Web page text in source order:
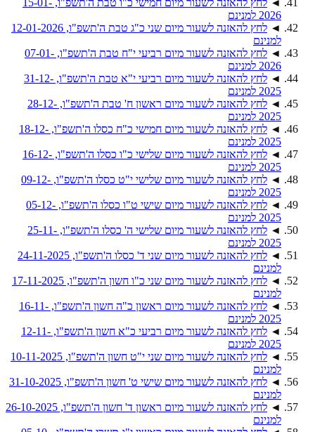
◄
לחץ להאזנה לשעור מיום חמישי כ"ו טבת ה'תשפ"ו, 15-01-
2026 למנינם
◄
לחץ להאזנה לשעור מיום שני כ"ג טבת ה'תשפ"ו, 12-01-2026
למנינם
◄
לחץ להאזנה לשעור מיום רביעי י"ח טבת ה'תשפ"ו, 07-01-
2026 למנינם
◄
לחץ להאזנה לשעור מיום רביעי י"א טבת ה'תשפ"ו, 31-12-
2025 למנינם
◄
לחץ להאזנה לשעור מיום ראשון ח' טבת ה'תשפ"ו, 28-12-
2025 למנינם
◄
לחץ להאזנה לשעור מיום חמישי כ"ח כסלו ה'תשפ"ו, 18-12-
2025 למנינם
◄
לחץ להאזנה לשעור מיום שלישי כ"ו כסלו ה'תשפ"ו, 16-12-
2025 למנינם
◄
לחץ להאזנה לשעור מיום שלישי י"ט כסלו ה'תשפ"ו, 09-12-
2025 למנינם
◄
לחץ להאזנה לשעור מיום שישי ט"ו כסלו ה'תשפ"ו, 05-12-
2025 למנינם
◄
לחץ להאזנה לשעור מיום שלישי ה' כסלו ה'תשפ"ו, 25-11-
2025 למנינם
◄
לחץ להאזנה לשעור מיום שני ד' כסלו ה'תשפ"ו, 24-11-2025
למנינם
◄
לחץ להאזנה לשעור מיום שני כ"ו חשון ה'תשפ"ו, 17-11-2025
למנינם
◄
לחץ להאזנה לשעור מיום ראשון כ"ה חשון ה'תשפ"ו, 16-11-
2025 למנינם
◄
לחץ להאזנה לשעור מיום רביעי כ"א חשון ה'תשפ"ו, 12-11-
2025 למנינם
◄
לחץ להאזנה לשעור מיום שני י"ט חשון ה'תשפ"ו, 10-11-2025
למנינם
◄
לחץ להאזנה לשעור מיום שישי ט' חשון ה'תשפ"ו, 31-10-2025
למנינם
◄
לחץ להאזנה לשעור מיום ראשון ד' חשון ה'תשפ"ו, 26-10-2025
למנינם